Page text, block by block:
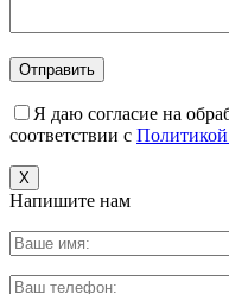
Я даю согласие на
соответствии с
X
Напишите нам